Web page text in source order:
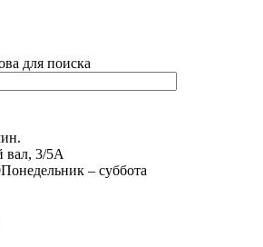
для поиска
вал, 3/5А
Понедельник – суббота